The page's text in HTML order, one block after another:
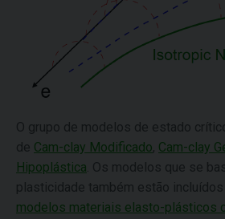
O grupo de modelos de estado
de Cam-clay Modificado, Cam-clay
Hipoplástica . Os modelos que se
plasticidade também estão
modelos materiais elasto-plásticos